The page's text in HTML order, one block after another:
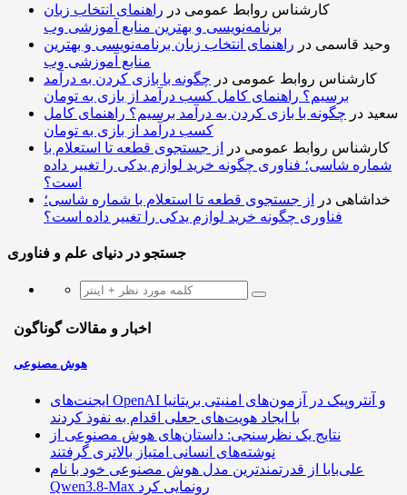
کارشناس روابط عمومی در راهنمای انتخاب زبان
برنامه‌نویسی و بهترین منابع آموزشی وب
وحید قاسمی در راهنمای انتخاب زبان برنامه‌نویسی و بهترین
منابع آموزشی وب
کارشناس روابط عمومی در چگونه با بازی کردن به درآمد
برسیم؟ راهنمای کامل کسب درآمد از بازی به تومان
سعید در چگونه با بازی کردن به درآمد برسیم؟ راهنمای کامل
کسب درآمد از بازی به تومان
کارشناس روابط عمومی در
از جستجوی قطعه تا استعلام با
شماره شاسی؛ فناوری چگونه خرید لوازم یدکی را تغییر داده
است؟
خداشاهی در
از جستجوی قطعه تا استعلام با شماره شاسی؛
فناوری چگونه خرید لوازم یدکی را تغییر داده است؟
جستجو در دنیای علم و فناوری
اخبار و مقالات گوناگون
هوش مصنوعی
ایجنت‌های OpenAI و آنتروپیک در آزمون‌های امنیتی بریتانیا
با ایجاد هویت‌های جعلی اقدام به نفوذ کردند
نتایج یک نظرسنجی: داستان‌های هوش مصنوعی از
نوشته‌های انسانی امتیاز بالاتری گرفتند
علی‌بابا از قدرتمندترین مدل هوش مصنوعی خود با نام
Qwen3.8-Max رونمایی کرد